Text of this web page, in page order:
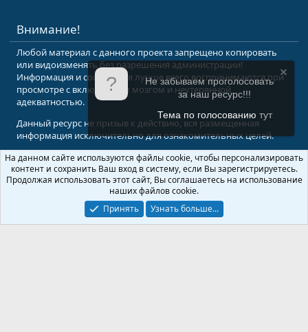
Внимание!
Любой материал с данного проекта запрещено копировать
или видоизменять без разрешения администрации!
Информация и сообщения лучше всего воспринимаются при
просмотре с включенным мозгом и неутерянной
адекватностью.
Данный ресурс не призыв к действию, вся размещенная
информация исключительно для ознакомительных целей.
© 2008-2026 Форум Абырвалг.нет - подводная охота, дайвинг, туризм
Перевод: XenForo.Info
Не забываем проголосовать
за наш ресурс!!!
Тема по голосованию тут
На данном сайте используются файлы cookie, чтобы персонализировать
контент и сохранить Ваш вход в систему, если Вы зарегистрируетесь.
Продолжая использовать этот сайт, Вы соглашаетесь на использование
наших файлов cookie.
Принять
Узнать больше...